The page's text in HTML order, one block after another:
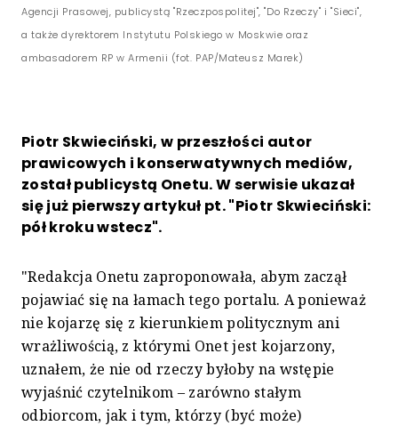
Agencji Prasowej, publicystą "Rzeczpospolitej", "Do Rzeczy" i "Sieci",
a także dyrektorem Instytutu Polskiego w Moskwie oraz
ambasadorem RP w Armenii (fot. PAP/Mateusz Marek)
Piotr Skwieciński, w przeszłości autor
prawicowych i konserwatywnych mediów,
został publicystą Onetu. W serwisie ukazał
się już pierwszy artykuł pt. "Piotr Skwieciński:
pół kroku wstecz".
"Redakcja Onetu zaproponowała, abym zaczął
pojawiać się na łamach tego portalu. A ponieważ
nie kojarzę się z kierunkiem politycznym ani
wrażliwością, z którymi Onet jest kojarzony,
uznałem, że nie od rzeczy byłoby na wstępie
wyjaśnić czytelnikom – zarówno stałym
odbiorcom, jak i tym, którzy (być może)